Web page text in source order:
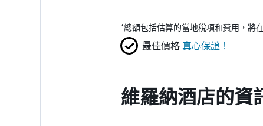
*總額包括估算的當地稅項和費用，將
最佳價格 真心保證！
維羅納酒店的資